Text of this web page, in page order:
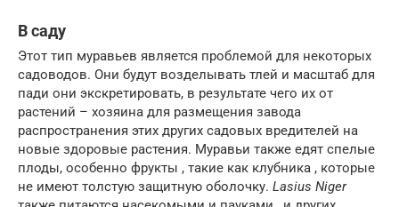
В саду
Этот тип муравьев является проблемой для некоторых
садоводов. Они будут возделывать тлей и масштаб для
пади они экскретировать, в результате чего их от
растений – хозяина для размещения завода
распространения этих других садовых вредителей на
новые здоровые растения. Муравьи также едят спелые
плоды, особенно фрукты , такие как клубника , которые
не имеют толстую защитную оболочку. Lasius Niger